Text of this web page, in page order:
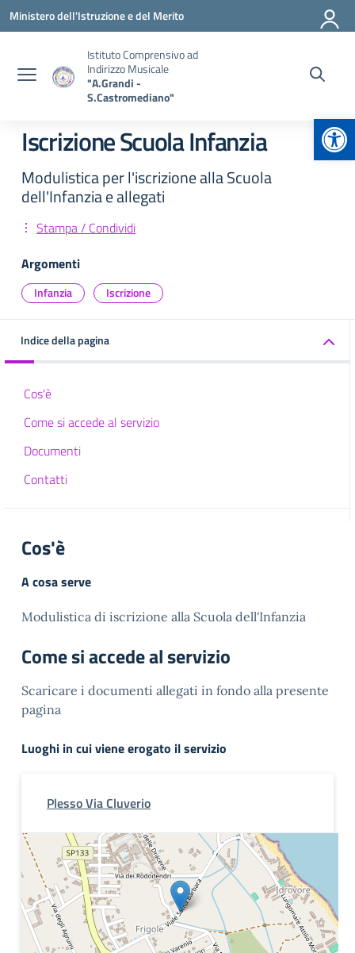
Vai ai contenuti
Vai al menu di navigazione
Vai al footer
Ministero dell'Istruzione e del Merito
Istituto Comprensivo ad
Indirizzo Musicale
"A.Grandi -
S.Castromediano"
Iscrizione Scuola Infanzia
Modulistica per l'iscrizione alla Scuola
dell'Infanzia e allegati
Stampa / Condividi
Argomenti
Infanzia Iscrizione
Indice della pagina
Cos'è
Come si accede al servizio
Documenti
Contatti
Cos'è
A cosa serve
Modulistica di iscrizione alla Scuola dell'Infanzia
Come si accede al servizio
Scaricare i documenti allegati in fondo alla presente
pagina
Luoghi in cui viene erogato il servizio
Plesso Via Cluverio